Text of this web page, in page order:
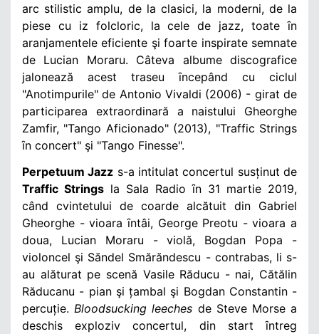
arc stilistic amplu, de la clasici, la moderni, de la
piese cu iz folcloric, la cele de jazz, toate ȋn
aranjamentele eficiente şi foarte inspirate semnate
de Lucian Moraru. Câteva albume discografice
jalonează acest traseu ȋncepând cu ciclul
"Anotimpurile" de Antonio Vivaldi (2006) - girat de
participarea extraordinară a naistului Gheorghe
Zamfir, "Tango Aficionado" (2013), "Traffic Strings
ȋn concert" şi "Tango Finesse".
Perpetuum Jazz s-a intitulat concertul susținut de
Traffic Strings la Sala Radio ȋn 31 martie 2019,
când cvintetului de coarde alcătuit din Gabriel
Gheorghe - vioara ȋntâi, George Preotu - vioara a
doua, Lucian Moraru - violă, Bogdan Popa -
violoncel şi Săndel Smărăndescu - contrabas, li s-
au alăturat pe scenă Vasile Răducu - nai, Cătălin
Răducanu - pian şi țambal şi Bogdan Constantin -
percuție. Bloodsucking leeches de Steve Morse a
deschis exploziv concertul, din start ȋntreg